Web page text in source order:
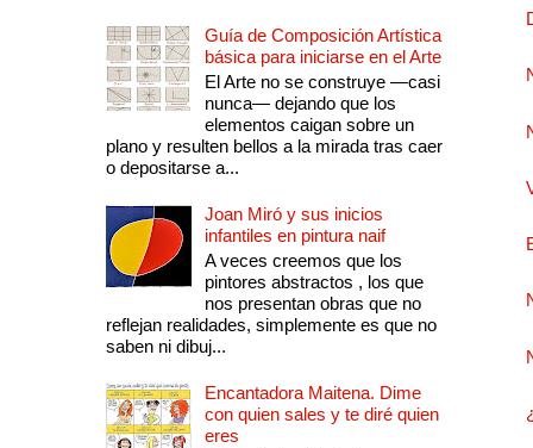
Guía de Composición Artística
básica para iniciarse en el Arte
El Arte no se construye —casi
nunca— dejando que los
elementos caigan sobre un
plano y resulten bellos a la mirada tras caer
o depositarse a...
Joan Miró y sus inicios
infantiles en pintura naif
A veces creemos que los
pintores abstractos , los que
nos presentan obras que no
reflejan realidades, simplemente es que no
saben ni dibuj...
Encantadora Maitena. Dime
con quien sales y te diré quien
eres